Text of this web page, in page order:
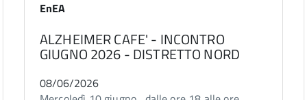
EnEA
ALZHEIMER CAFE' - INCONTRO
GIUGNO 2026 - DISTRETTO NORD
08/06/2026